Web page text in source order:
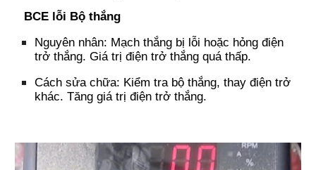
BCE lỗi Bộ thắng
Nguyên nhân: Mạch thắng bị lỗi hoặc hỏng điện
trở thắng. Giá trị điện trở thắng quá thấp.
Cách sửa chữa: Kiểm tra bộ thắng, thay điện trở
khác. Tăng giá trị điện trở thắng.